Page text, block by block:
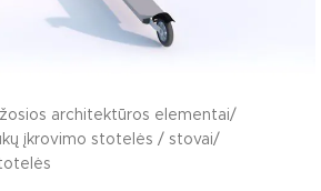
architektūros elementai/
įkrovimo stotelės / stovai/